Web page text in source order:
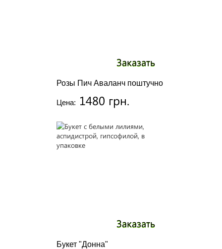
Розы Пич Аваланч поштучно
Цена: 1480 грн.
Заказать
Букет "Донна"
Заказать